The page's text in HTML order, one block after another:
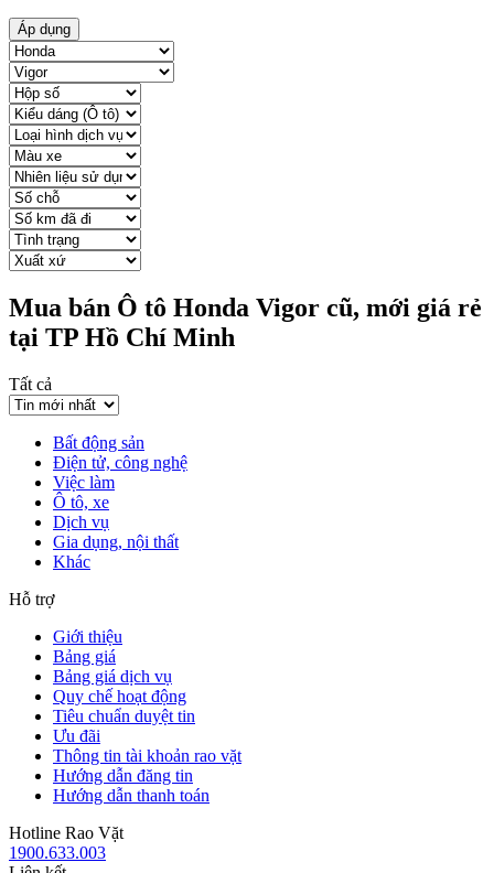
Áp dụng
Mua bán Ô tô Honda Vigor cũ, mới giá rẻ
tại TP Hồ Chí Minh
Tất cả
Bất động sản
Điện tử, công nghệ
Việc làm
Ô tô, xe
Dịch vụ
Gia dụng, nội thất
Khác
Hỗ trợ
Giới thiệu
Bảng giá
Bảng giá dịch vụ
Quy chế hoạt động
Tiêu chuẩn duyệt tin
Ưu đãi
Thông tin tài khoản rao vặt
Hướng dẫn đăng tin
Hướng dẫn thanh toán
Hotline Rao Vặt
1900.633.003